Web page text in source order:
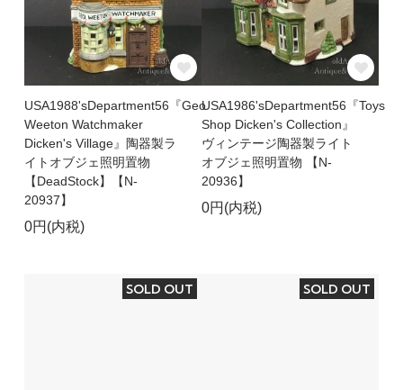
USA1988'sDepartment56『Geo
Weeton Watchmaker
Dicken's Village』陶器製ラ
イトオブジェ照明置物
【DeadStock】【N-
20937】
0円(内税)
USA1986'sDepartment56『Toys
Shop Dicken's Collection』
ヴィンテージ陶器製ライト
オブジェ照明置物 【N-
20936】
0円(内税)
SOLD OUT SOLD OUT